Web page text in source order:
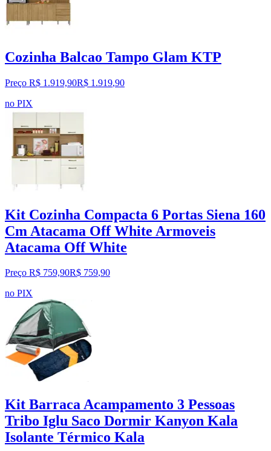
Cozinha Balcao Tampo Glam KTP
Preço R$ 1.919,90R$ 1.919,90
no PIX
Kit Cozinha Compacta 6 Portas Siena 160
Cm Atacama Off White Armoveis
Atacama Off White
Preço R$ 759,90R$ 759,90
no PIX
Kit Barraca Acampamento 3 Pessoas
Tribo Iglu Saco Dormir Kanyon Kala
Isolante Térmico Kala